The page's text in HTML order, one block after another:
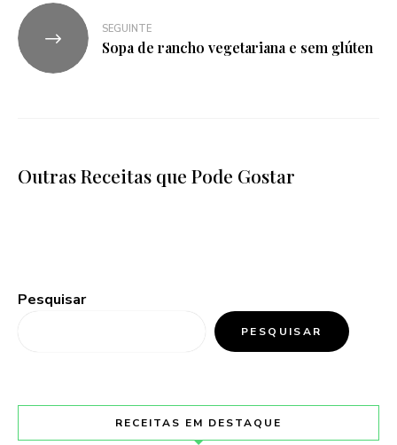
SEGUINTE
Sopa de rancho vegetariana e sem glúten
Outras Receitas que Pode Gostar
Pesquisar
PESQUISAR
RECEITAS EM DESTAQUE